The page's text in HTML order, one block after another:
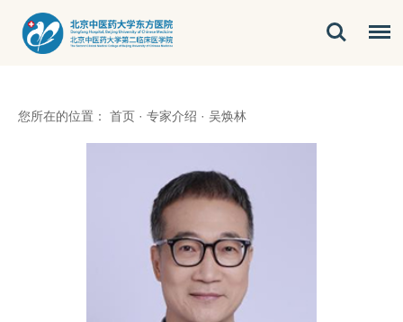
您所在的位置： 首页 · 专家介绍 · 吴焕林